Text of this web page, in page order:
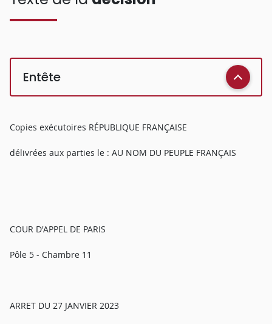
Entête
Copies exécutoires RÉPUBLIQUE FRANÇAISE
délivrées aux parties le : AU NOM DU PEUPLE FRANÇAIS
COUR D'APPEL DE PARIS
Pôle 5 - Chambre 11
ARRET DU 27 JANVIER 2023